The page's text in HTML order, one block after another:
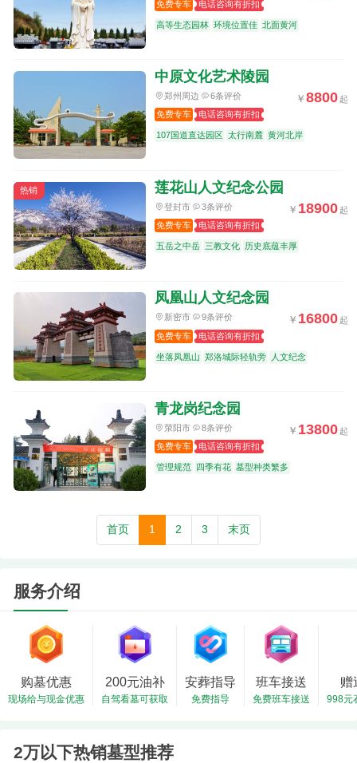
免费专车
电话咨询有折扣
高等生态园林 环境位置佳 北面黄河
中原文化艺术陵园
8800
郑州周边
6条评价
免费专车
电话咨询有折扣
107国道直达园区 太行南麓 黄河北岸
热销
莲花山人文纪念公园
18900
登封市
3条评价
免费专车
电话咨询有折扣
五岳之中岳 三教文化 历史底蕴丰厚
凤凰山人文纪念园
16800
新密市
9条评价
免费专车
电话咨询有折扣
坐落凤凰山 郑洛城际轻轨旁 人文纪念
青龙岗纪念园
13800
荥阳市
8条评价
免费专车
电话咨询有折扣
管理规范 四季有花 墓型种类繁多
首页 1 2 3 末页
服务介绍
购墓优惠
现场给与现金优惠
200元油补
自驾看墓可获取
安葬指导
免费指导
班车接送
免费班车接送
赠
998元
2万以下热销墓型推荐